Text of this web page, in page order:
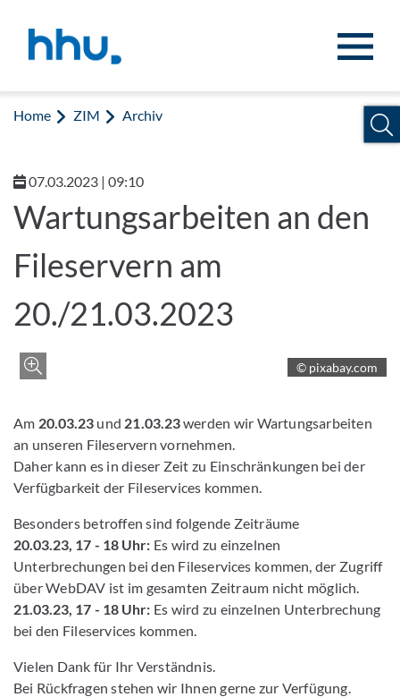
Home ZIM Archiv
07.03.2023 | 09:10
Wartungsarbeiten an den
Fileservern am
20./21.03.2023
© pixabay.com
Am 20.03.23und 21.03.23werden wir Wartungsarbeiten
an unseren Fileservern vornehmen.
Daher kann es in dieser Zeit zu Einschränkungen bei der
Verfügbarkeit der Fileservices kommen.
Besonders betroffen sind folgende Zeiträume
20.03.23, 17 - 18 Uhr: Es wird zu einzelnen
Unterbrechungen bei den Fileservices kommen, der Zugriff
über WebDAV ist im gesamten Zeitraum nicht möglich.
21.03.23, 17 - 18 Uhr: Es wird zu einzelnen Unterbrechung
bei den Fileservices kommen.
Vielen Dank für Ihr Verständnis.
Bei Rückfragen stehen wir Ihnen gerne zur Verfügung.